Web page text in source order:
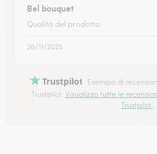
Bel bouquet
Qualità del prodotto
26/11/2025
Trustpilot
Esempio di
Trustpilot. Visualizza tutte le
Trustpilot.